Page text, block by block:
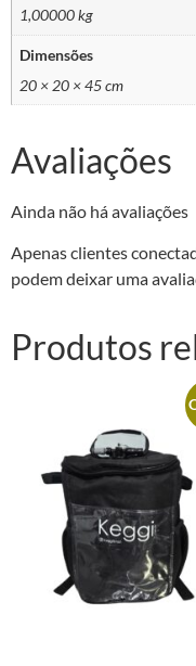
1,00000 kg
Dimensões
20 × 20 × 45 cm
Avaliações
Ainda não há avaliações
Apenas clientes
podem deixar uma
Produtos